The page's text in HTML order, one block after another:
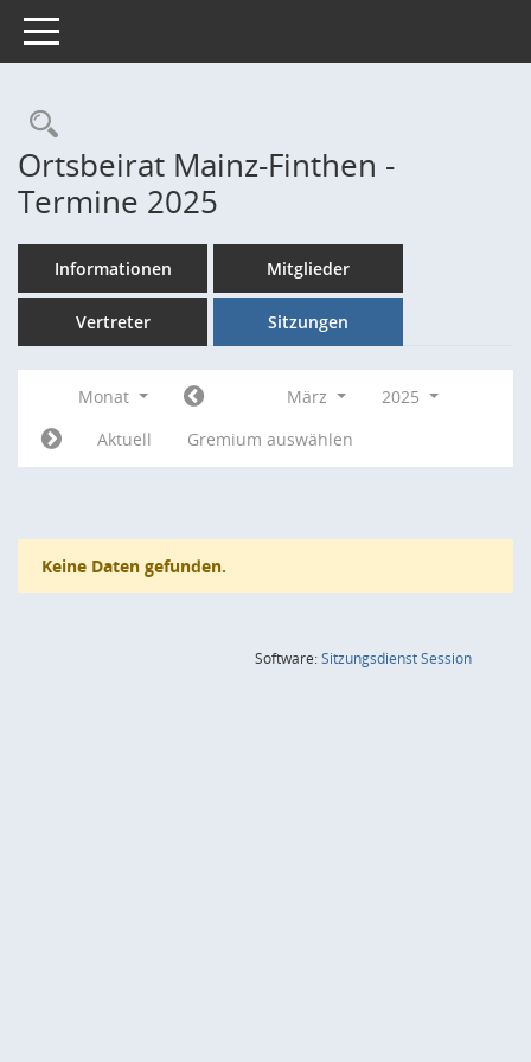
Toggle navigation
Rechercheauswahl
Ortsbeirat Mainz-Finthen -
Termine 2025
Informationen Mitglieder
Vertreter Sitzungen
Monat März
2025
Aktuell
Gremium auswählen
Keine Daten gefunden.
Software:SitzungsdienstSession(Wird in